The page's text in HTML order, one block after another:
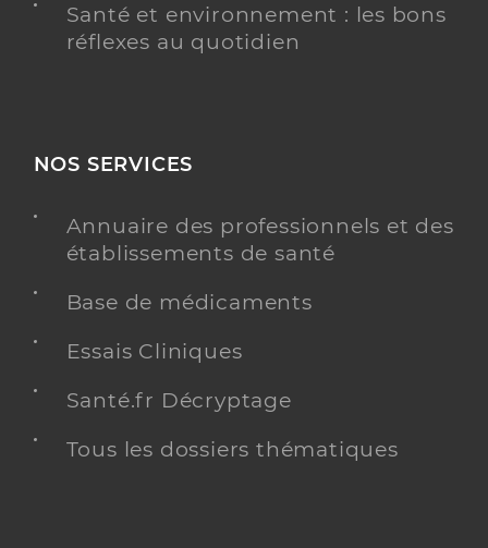
Santé et environnement : les bons
réflexes au quotidien
NOS SERVICES
Annuaire des professionnels et des
établissements de santé
Base de médicaments
Essais Cliniques
Santé.fr Décryptage
Tous les dossiers thématiques